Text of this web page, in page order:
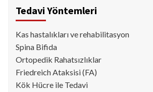
Tedavi Yöntemleri
Kas hastalıkları ve rehabilitasyon
Spina Bifida
Ortopedik Rahatsızlıklar
Friedreich Ataksisi (FA)
Kök Hücre ile Tedavi